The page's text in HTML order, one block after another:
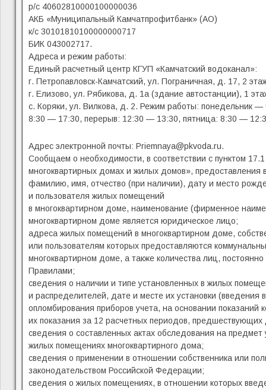
р/с 40602810000100000036
АКБ «Муниципальный Камчатпрофитбанк» (АО)
к/с 30101810100000000717
БИК 043002717.
Адреса и режим работы:
Единый расчетный центр КГУП «Камчатский водоканал»:
г. Петропавловск-Камчатский, ул. Пограничная, д. 17, 2
г. Елизово, ул. Рябикова, д. 1а (здание автостанции), 1
с. Коряки, ул. Вилкова, д. 2. Режим работы: понедельник —
8:30 — 17:30, перерыв: 12:30 — 13:30, пятница: 8:30 —
Адрес электронной почты: Priemnaya@pkvoda.ru.
Сообщаем о необходимости, в соответствии с пунктом
многоквартирных домах и жилых домов»,
фамилию, имя, отчество (при наличии), дату и место
и пользователя жилых помещений
в многоквартирном доме, наименование (фирменное
многоквартирном доме является юридическое лицо;
адреса жилых помещений в многоквартирном доме,
или пользователям которых предоставляются
многоквартирном доме, а также количества лиц,
Правилами;
сведения о наличии и типе установленных в жилых
и распределителей, дате и месте их установки
опломбирования приборов учета, на основании показаний
их показания за 12 расчетных периодов,
сведения о составленных актах обследования на
жилых помещениях многоквартирного дома;
сведения о применении в отношении собственника или
законодательством Российской Федерации;
сведения о жилых помещениях, в отношении которых